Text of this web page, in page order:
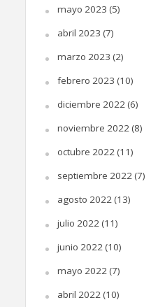
mayo 2023 (5)
abril 2023 (7)
marzo 2023 (2)
febrero 2023 (10)
diciembre 2022(6)
noviembre 2022(8)
octubre 2022(11)
septiembre 2022(7)
agosto 2022(13)
julio 2022(11)
junio 2022(10)
mayo 2022(7)
abril 2022(10)